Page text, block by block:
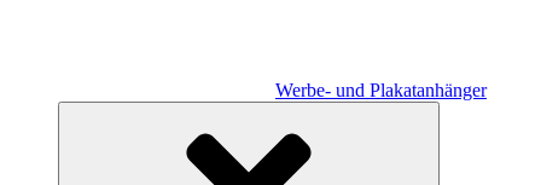
Werbe- und Plakatanhänger